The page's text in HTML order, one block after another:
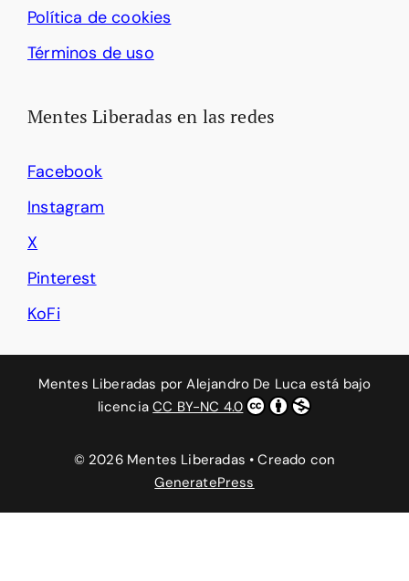
Política de cookies
Términos de uso
Mentes Liberadas en las redes
Facebook
Instagram
X
Pinterest
KoFi
Mentes Liberadas porAlejandro De Luca está bajo
licenciaCC BY-NC 4.0
© 2026 Mentes Liberadas • Creado con
GeneratePress